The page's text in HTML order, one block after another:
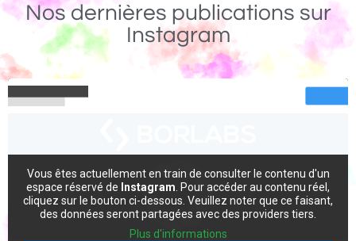
Nos dernières publications sur
Instagram
Vous êtes actuellement en train de consulter le contenu d'un
espace réservé de Instagram . Pour accéder au contenu réel,
cliquez sur le bouton ci-dessous. Veuillez noter que ce faisant,
des données seront partagées avec des providers tiers.
Plus d'informations